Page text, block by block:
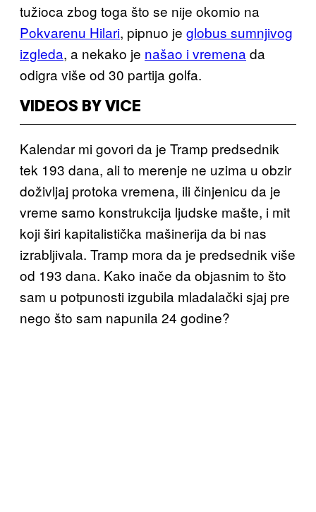
tužioca zbog toga što se nije okomio na
Pokvarenu Hilari, pipnuo je globus sumnjivog
izgleda, a nekako je našao i vremena da
odigra više od 30 partija golfa.
VIDEOS BY VICE
Kalendar mi govori da je Tramp predsednik
tek 193 dana, ali to merenje ne uzima u obzir
doživljaj protoka vremena, ili činjenicu da je
vreme samo konstrukcija ljudske mašte, i mit
koji širi kapitalistička mašinerija da bi nas
izrabljivala. Tramp mora da je predsednik više
od 193 dana. Kako inače da objasnim to što
sam u potpunosti izgubila mladalački sjaj pre
nego što sam napunila 24 godine?